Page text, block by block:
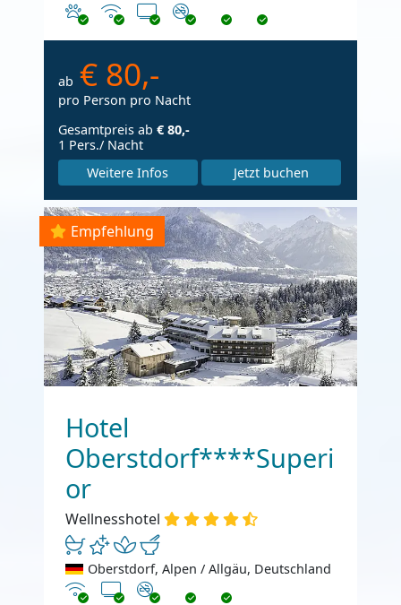
Haustiere erlaubt
Internet
TV Nichtraucher
ab € 80,-
pro Person pro Nacht
Gesamtpreis ab € 80,-
1 Pers./ Nacht
Weitere Infos
Jetzt buchen
Empfehlung
Hotel
Oberstdorf****Superi
or
Wellnesshotel
Oberstdorf, Alpen / Allgäu, Deutschland
Internet
TV Nichtraucher